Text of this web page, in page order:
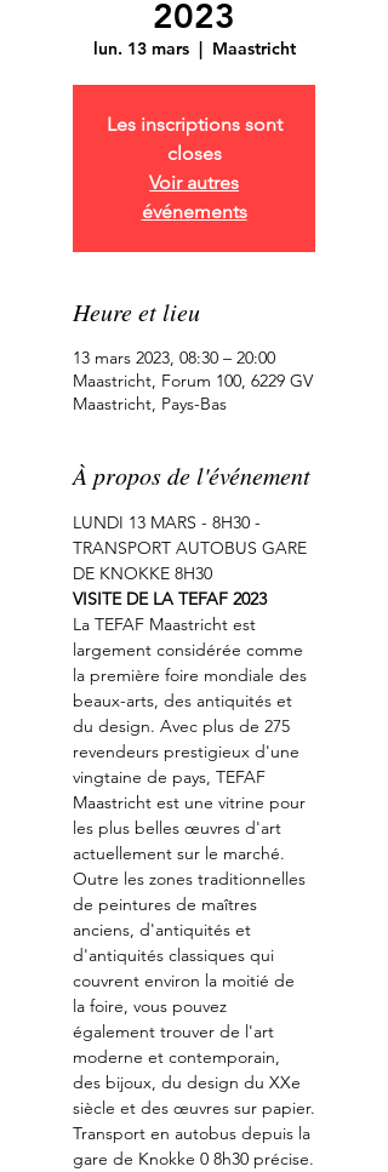
2023
lun. 13 mars
  |
Maastricht
Les inscriptions sont
closes
Voir autres
événements
Heure et lieu
13 mars 2023, 08:30 – 20:00
Maastricht, Forum 100, 6229 GV
Maastricht, Pays-Bas
À propos de l'événement
LUNDI 13 MARS - 8H30 -
TRANSPORT AUTOBUS GARE
DE KNOKKE 8H30
VISITE DE LA TEFAF 2023
La TEFAF Maastricht est
largement considérée comme
la première foire mondiale des
beaux-arts, des antiquités et
du design. Avec plus de 275
revendeurs prestigieux d'une
vingtaine de pays, TEFAF
Maastricht est une vitrine pour
les plus belles œuvres d'art
actuellement sur le marché.
Outre les zones traditionnelles
de peintures de maîtres
anciens, d'antiquités et
d'antiquités classiques qui
couvrent environ la moitié de
la foire, vous pouvez
également trouver de l'art
moderne et contemporain,
des bijoux, du design du XXe
siècle et des œuvres sur papier.
Transport en autobus depuis la
gare de Knokke 0 8h30 précise.